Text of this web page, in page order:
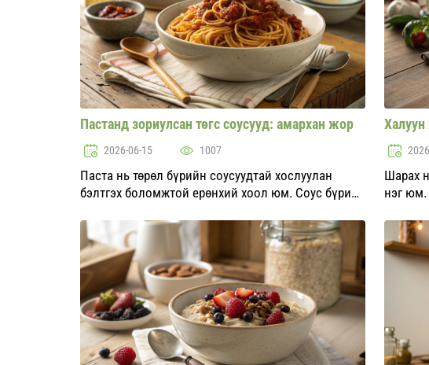
Пастанд зориулсан төгс соусууд: амархан жор
2026-06-15 1007
Паста нь төрөл бүрийн соусуудтай хослуулан
бэлтгэх боломжтой ерөнхий хоол юм. Соус бүрийн
бүтээлүүдийг бий болгоход үндэс болдог. Энэ
нийтлэлд бид гэртээ а...
Шарах
нэг юм.
Энэ